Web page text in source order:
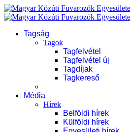
Tagság
Tagok
Tagfelvétel
Tagfelvétel új
Tagdíjak
Tagkereső
Média
Hírek
Belföldi hírek
Külföldi hírek